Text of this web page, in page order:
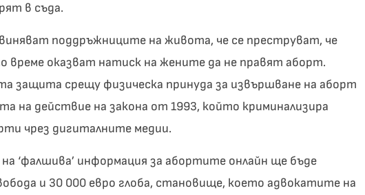
в съда.
поддръжниците на живота, че се преструват, че
време оказват натиск на жените да не правят аборт.
защита срещу физическа принуда за извършване на аборт
на действие на закона от 1993, който криминализира
чрез дигиталните медии.
‘фалшива’ информация за абортите онлайн ще бъде
и 30 000 евро глоба, становище, което адвокатите на